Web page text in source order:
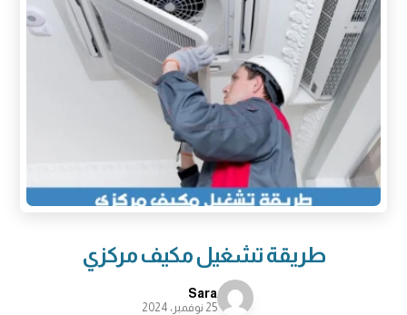
طريقة تشغيل مكيف مركزي
Sara
25 نوفمبر، 2024